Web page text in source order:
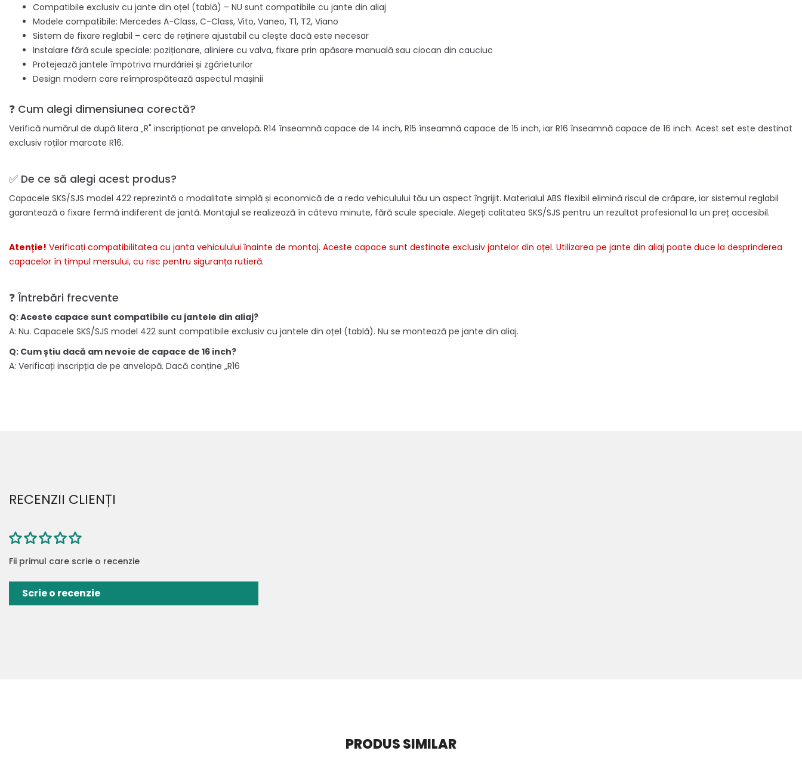
Compatibile exclusiv cu jante din oțel (tablă) – NU sunt compatibile cu jante din aliaj
Modele compatibile: Mercedes A-Class, C-Class, Vito, Vaneo, T1, T2, Viano
Sistem de fixare reglabil – cerc de reținere ajustabil cu clește dacă este necesar
Instalare fără scule speciale: poziționare, aliniere cu valva, fixare prin apăsare manuală sau ciocan din cauciuc
Protejează jantele împotriva murdăriei și zgârieturilor
Design modern care reîmprospătează aspectul mașinii
❓ Cum alegi dimensiunea corectă?
Verifică numărul de după litera „R" inscripționat pe anvelopă. R14 înseamnă capace de 14 inch, R15 înseamnă capace de 15 inch, iar R16 înseamnă capace de 16 inch. Acest set este destinat
exclusiv roților marcate R16.
✅ De ce să alegi acest produs?
Capacele SKS/SJS model 422 reprezintă o modalitate simplă și economică de a reda vehiculului tău un aspect îngrijit. Materialul ABS flexibil elimină riscul de crăpare, iar sistemul reglabil
garantează o fixare fermă indiferent de jantă. Montajul se realizează în câteva minute, fără scule speciale. Alegeți calitatea SKS/SJS pentru un rezultat profesional la un preț accesibil.
Atenție! Verificați compatibilitatea cu janta vehiculului înainte de montaj. Aceste capace sunt destinate exclusiv jantelor din oțel. Utilizarea pe jante din aliaj poate duce la desprinderea
capacelor în timpul mersului, cu risc pentru siguranța rutieră.
❓ Întrebări frecvente
Q: Aceste capace sunt compatibile cu jantele din aliaj?
A: Nu. Capacele SKS/SJS model 422 sunt compatibile exclusiv cu jantele din oțel (tablă). Nu se montează pe jante din aliaj.
Q: Cum știu dacă am nevoie de capace de 16 inch?
A: Verificați inscripția de pe anvelopă. Dacă conține „R16
RECENZII CLIENȚI
Fii primul care scrie o recenzie
Scrie o recenzie
PRODUS SIMILAR